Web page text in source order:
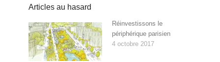
Articles au hasard
Réinvestissons le
périphérique parisien
4 octobre 2017